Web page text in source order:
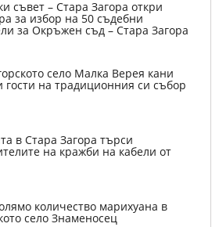
съвет – Стара Загора откри
за избор на 50 съдебни
за Окръжен съд – Стара Загора
село Малка Верея кани
гости на традиционния си събор
в Стара Загора търси
на кражби на кабели от
количество марихуана в
село Знаменосец